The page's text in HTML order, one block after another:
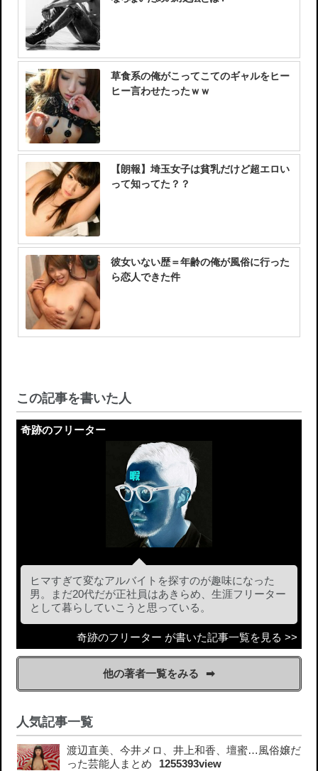
草食系の俺がこってこてのギャルをヒー
ヒー言わせたったｗｗ
【朗報】埼玉女子は貧乳だけど超エロい
って知ってた？？
彼女いない歴＝年齢の俺が風俗に行った
ら恋人できた件
この記事を書いた人
奇跡のフリーター
ヒマすぎて変なアルバイトを探すのが趣味になった
男。まだ20代だが正社員はあきらめ、生涯フリーター
として暮らしていこうと思っている。
奇跡のフリーター が書いた記事一覧を見る >>
他の著者一覧をみる
人気記事一覧
渡辺直美、今井メロ、井上和香、壇蜜…風俗嬢だ
った芸能人まとめ
1255393view